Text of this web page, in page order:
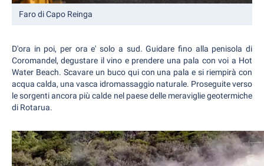
Faro di Capo Reinga
D'ora in poi, per ora e' solo a sud. Guidare fino alla penisola di
Coromandel, degustare il vino e prendere una pala con voi a Hot
Water Beach. Scavare un buco qui con una pala e si riempirà con
acqua calda, una vasca idromassaggio naturale. Proseguite verso
le sorgenti ancora più calde nel paese delle meraviglie geotermiche
di Rotarua.